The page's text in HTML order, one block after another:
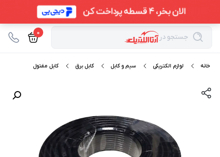
جستجو در 0
خانه لوازم الکتریکی سیم و کابل کابل برق کابل مفتول